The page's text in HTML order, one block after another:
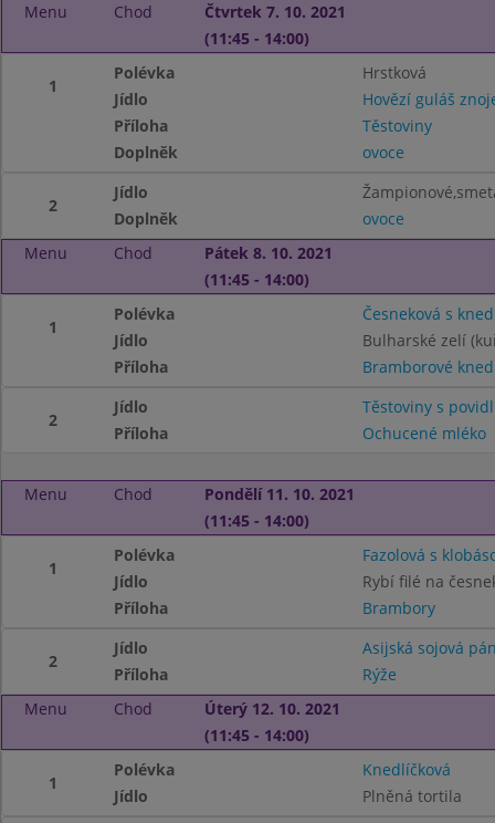
Menu
Chod
Čtvrtek 7. 10. 2021
(11:45 - 14:00)
1
Polévka
Hrstková
Jídlo
Hovězí guláš
Příloha
Těstoviny
Doplněk
ovoce
2
Jídlo
Doplněk
ovoce
Menu
Chod
Pátek 8. 10. 2021
(11:45 - 14:00)
1
Polévka
Česneková s
Jídlo
Bulharské zelí
Příloha
Bramborové
2
Jídlo
Těstoviny s
Příloha
Ochucené mléko
Menu Chod
Pondělí 11. 10. 2021
(11:45 - 14:00)
1
Polévka
Fazolová s
Jídlo
Rybí filé na
Příloha
Brambory
2
Jídlo
Asijská sojová
Příloha
Rýže
Menu
Chod
Úterý 12. 10. 2021
(11:45 - 14:00)
1
Polévka
Knedlíčková
Jídlo
Plněná tortila